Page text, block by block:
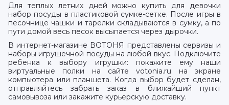
Для теплых летних дней можно купить для девочки
набор посуды в пластиковой сумке-сетке. После игры в
песочнице чашки и тарелки складываются в сумку, а по
пути домой весь песок высыпается через дырочки.
В интернет-магазине ВОТОНЯ представлены сервизы и
наборы игрушечной посуды на любой вкус. Подключите
ребенка к выбору игрушки: покажите ему наши
виртуальные полки на сайте votonia.ru на экране
компьютера или планшета. Когда выбор будет сделан,
отправляйтесь забрать заказ в ближайший пункт
самовывоза или закажите курьерскую доставку.